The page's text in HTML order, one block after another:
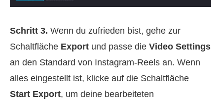
Schritt 3. Wenn du zufrieden bist, gehe zur
Schaltfläche Export und passe die Video Settings
an den Standard von Instagram‑Reels an. Wenn
alles eingestellt ist, klicke auf die Schaltfläche
Start Export, um deine bearbeiteten